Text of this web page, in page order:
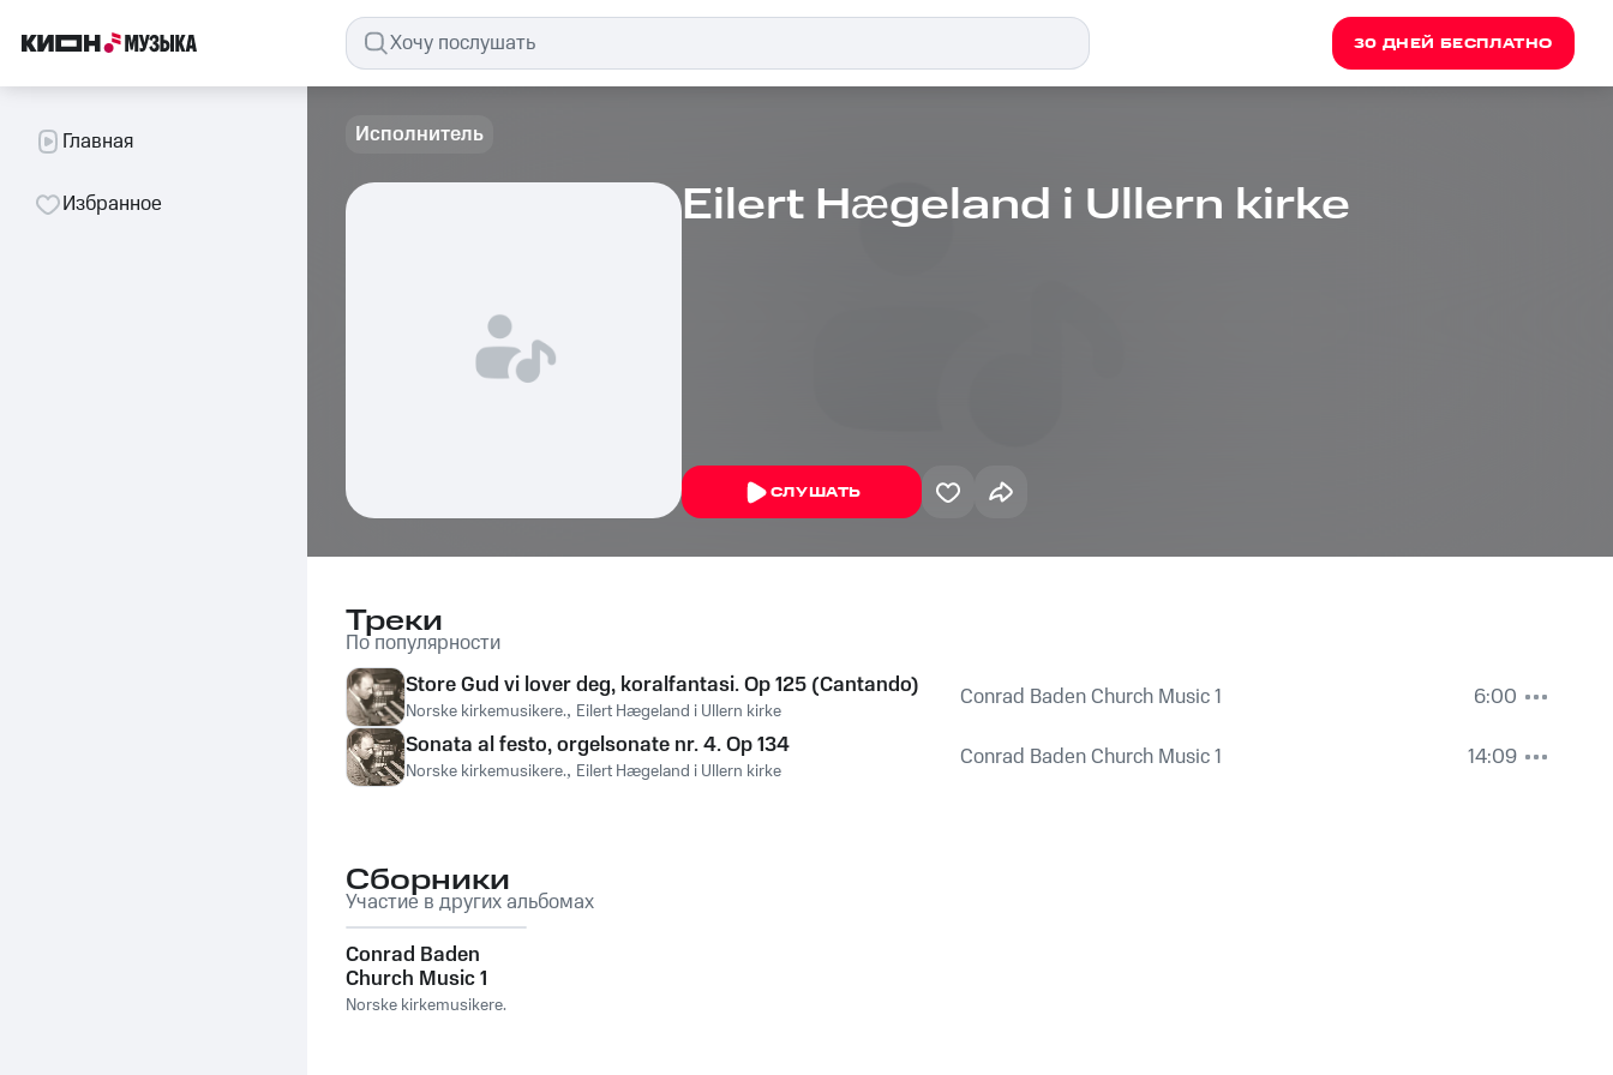
30 ДНЕЙ БЕСПЛАТНО
Главная
Избранное
Исполнитель
Eilert Hægeland i Ullern kirke
СЛУШАТЬ
Треки
По популярности
Store Gud vi lover deg, koralfantasi. Op 125 (Cantando)
Norske kirkemusikere., Eilert Hægeland i Ullern kirke Conrad Baden Church Music 1
6:00
Sonata al festo, orgelsonate nr. 4. Op 134
Norske kirkemusikere., Eilert Hægeland i Ullern kirke Conrad Baden Church Music 1 14:09
Сборники
Участие в других альбомах
Conrad Baden
Church Music 1
Norske kirkemusikere.